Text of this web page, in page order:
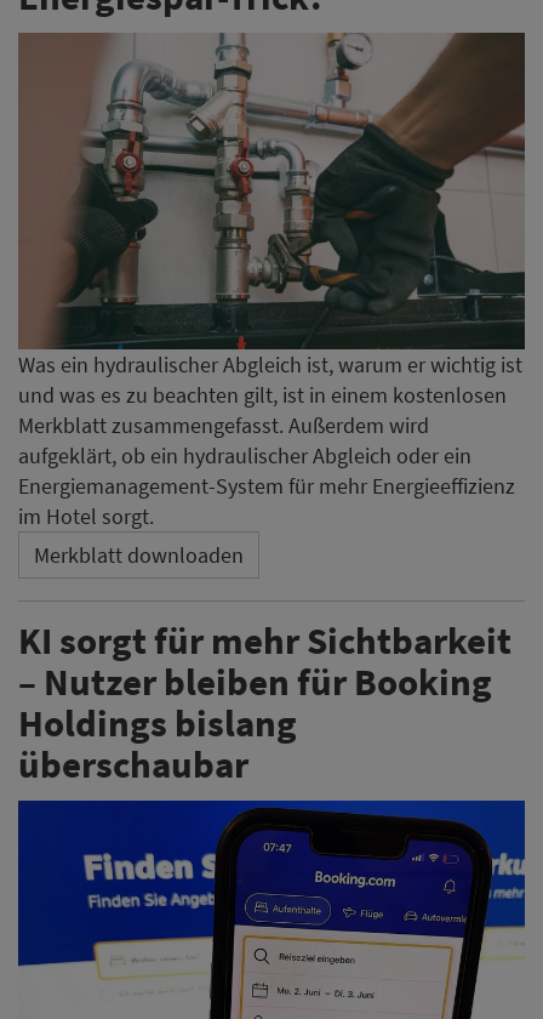
Was ein hydraulischer Abgleich ist, warum er wichtig ist
und was es zu beachten gilt, ist in einem kostenlosen
Merkblatt zusammengefasst. Außerdem wird
aufgeklärt, ob ein hydraulischer Abgleich oder ein
Energiemanagement-System für mehr Energieeffizienz
im Hotel sorgt.
Merkblatt downloaden
KI sorgt für mehr Sichtbarkeit
– Nutzer bleiben für Booking
Holdings bislang
überschaubar